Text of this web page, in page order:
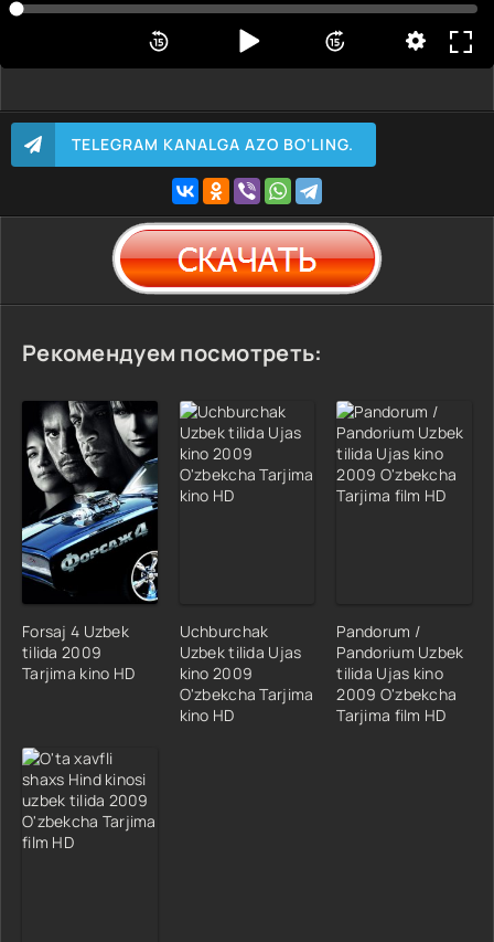
TELEGRAM KANALGA AZO BO'LING.
Рекомендуем посмотреть:
Forsaj 4 Uzbek
tilida 2009
Tarjima kino HD
Uchburchak
Uzbek tilida Ujas
kino 2009
O'zbekcha Tarjima
kino HD
Pandorum /
Pandorium Uzbek
tilida Ujas kino
2009 O'zbekcha
Tarjima film HD